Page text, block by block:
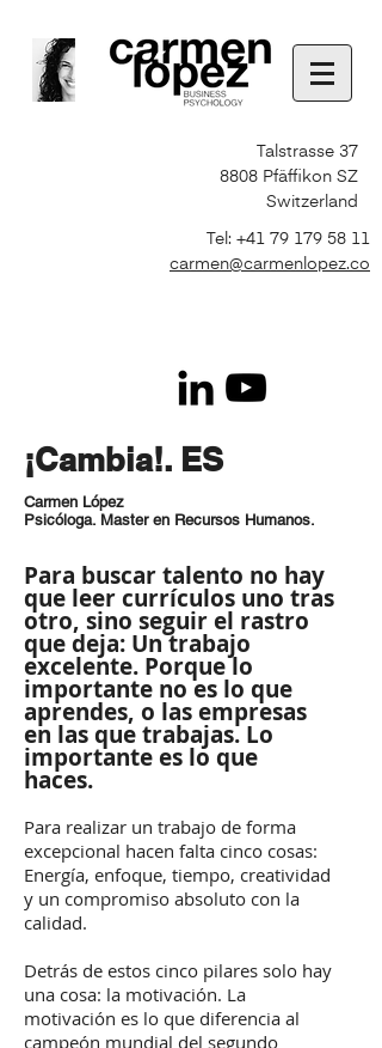
Talstrasse 37
8808 Pfäffikon SZ
Switzerland
Tel: +41 79 179 58 11
carmen@carmenlopez.co
¡Cambia!. ES
Carmen López
Psicóloga. Master en Recursos Humanos.
Para buscar talento no hay
que leer currículos uno tras
otro, sino seguir el rastro
que deja: Un trabajo
excelente. Porque lo
importante no es lo que
aprendes, o las empresas
en las que trabajas. Lo
importante es lo que
haces.
Para realizar un trabajo de forma
excepcional hacen falta cinco cosas:
Energía, enfoque, tiempo, creatividad
y un compromiso absoluto con la
calidad.
Detrás de estos cinco pilares solo hay
una cosa: la motivación. La
motivación es lo que diferencia al
campeón mundial del segundo